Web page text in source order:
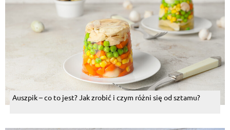
Auszpik – co to jest? Jak zrobić i czym różni się od sztamu?